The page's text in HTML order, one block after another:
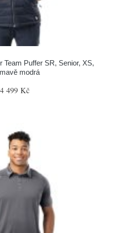
Team Puffer SR, Senior, XS,
modrá
4 499 Kč